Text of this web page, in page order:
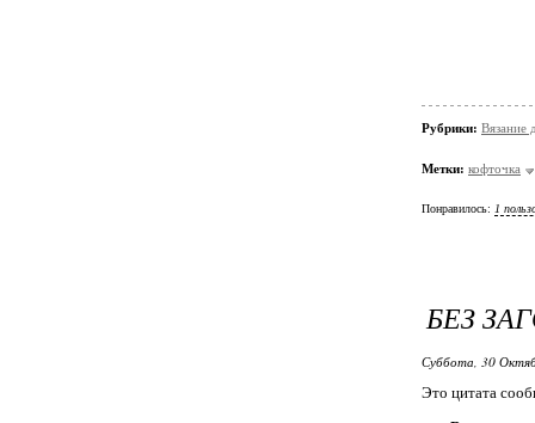
Рубрики: Вязание
Метки: кофточка
Понравилось: 1
БЕЗ
Суббота, 30
Это цитата